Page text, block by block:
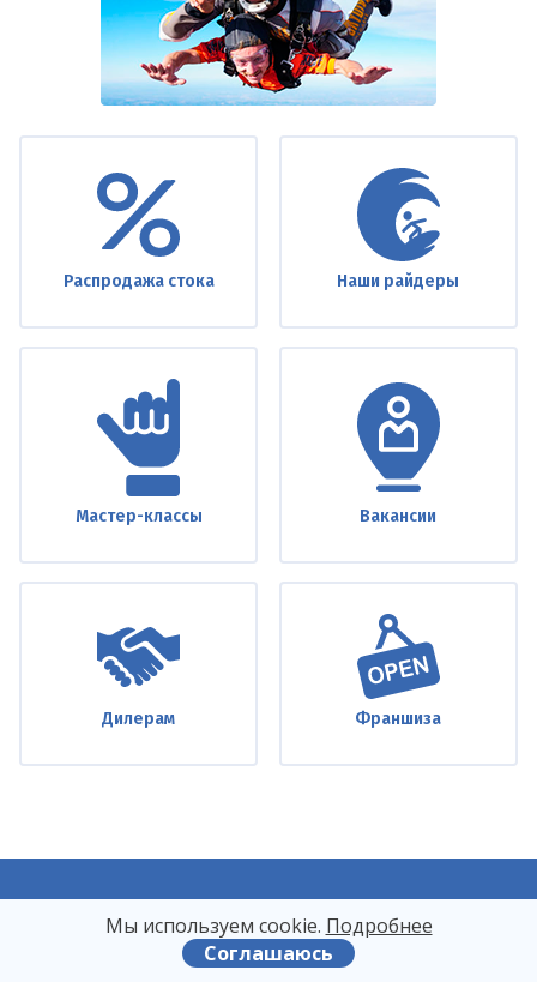
Распродажа стока Наши райдеры
Мастер-классы Вакансии
Дилерам Франшиза
8 (495) 728-25-48
8(962) 938-92-78
Мы используем сооkіе. Подробнее
Соглашаюсь